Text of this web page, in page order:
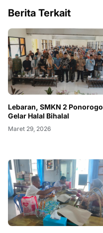
Berita Terkait
Lebaran, SMKN 2 Ponorogo
Gelar Halal Bihalal
Maret 29, 2026